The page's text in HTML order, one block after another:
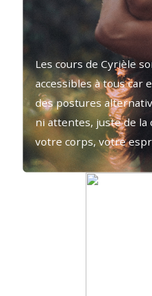
Les cours de Cyrièle
accessibles à tous car
des postures
ni attentes, juste de la
votre corps, votre